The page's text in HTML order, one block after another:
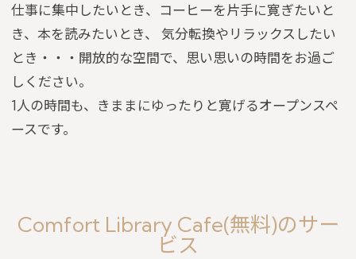
仕事に集中したいとき、コーヒーを片手に寛ぎたいと
き、本を読みたいとき、
気分転換やリラックスしたい
とき・・・開放的な空間で、思い思いの時間をお過ご
しください。
1人の時間も、きままにゆったりと寛げるオープンスペ
ースです。
Comfort Library Cafe(無料)のサー
ビス